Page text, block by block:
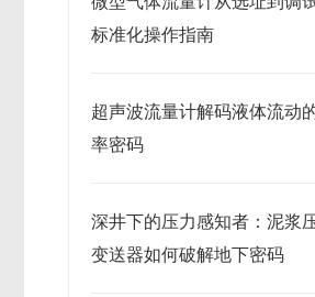
标准化操作指南
超声波流量计解码液体流动
率密码
深井下的压力感知者：泥浆
变送器如何破解地下密码